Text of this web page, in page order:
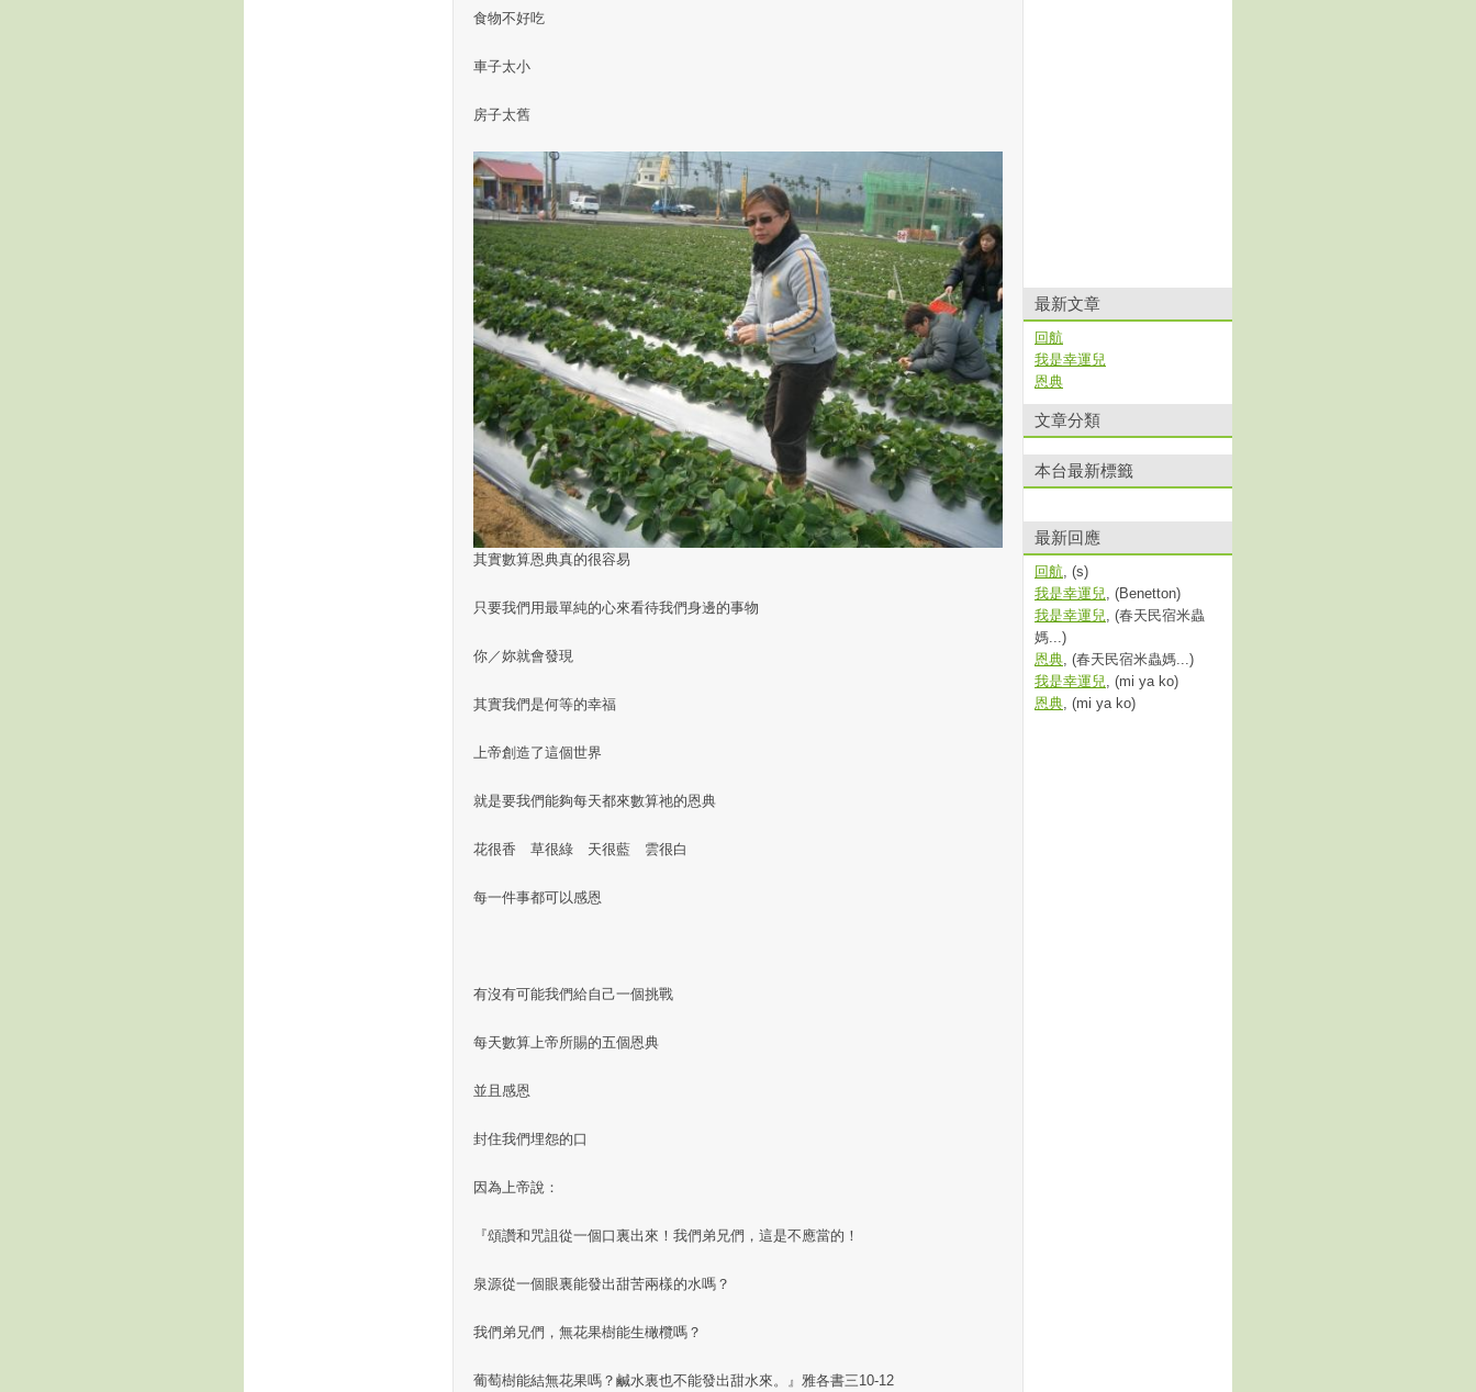
食物不好吃
車子太小
房子太舊
其實數算恩典真的很容易
只要我們用最單純的心來看待我們身邊的事物
你／妳就會發現
其實我們是何等的幸福
上帝創造了這個世界
就是要我們能夠每天都來數算祂的恩典
花很香 草很綠 天很藍 雲很白
每一件事都可以感恩
有沒有可能我們給自己一個挑戰
每天數算上帝所賜的五個恩典
並且感恩
封住我們埋怨的口
因為上帝說：
『頌讚和咒詛從一個口裏出來！我們弟兄們，這是不應當的！
泉源從一個眼裏能發出甜苦兩樣的水嗎？
我們弟兄們，無花果樹能生橄欖嗎？
葡萄樹能結無花果嗎？鹹水裏也不能發出甜水來。』雅各書三10-12
最新文章
回航
我是幸運兒
恩典
文章分類
本台最新標籤
最新回應
回航, (s)
我是幸運兒, (Benetton)
我是幸運兒, (春天民宿米蟲
媽...)
恩典, (春天民宿米蟲媽...)
我是幸運兒, (mi ya ko)
恩典, (mi ya ko)